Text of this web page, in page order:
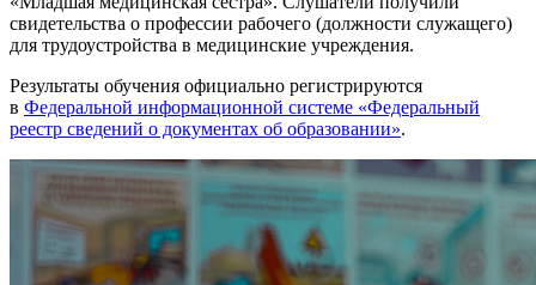
свидетельства о профессии рабочего (должности служащего)
для трудоустройства в медицинские учреждения.
Результаты обучения официально регистрируются
в Федеральной информационной системе «Федеральный
реестр сведений о документах об образовании».